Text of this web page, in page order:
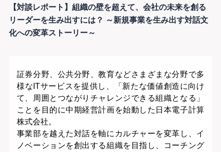
【対談レポート】組織の壁を超えて、会社の未来を創る
リーダーを生み出すには？ ～新規事業を生み出す対話文
化への変革ストーリー～
証券分野、公共分野、教育などさまざまな分野で多
様なITサービスを提供し、「新たな価値創造に向け
て、周囲とつながりチャレンジできる組織となる」
ことを目的に中期経営計画を始動した日本電子計算
株式会社。
事業部を越えた対話を軸にカルチャーを変革し、イ
ノベーションを創出する組織を目指し、コーチング